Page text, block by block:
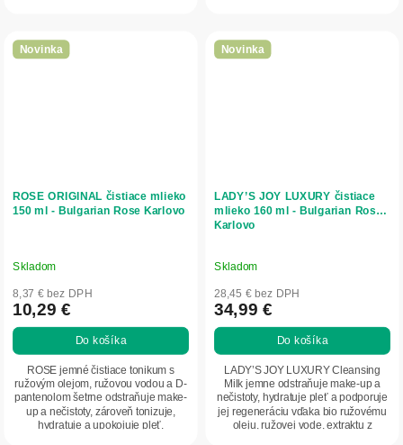
Novinka
ROSE ORIGINAL čistiace mlieko
150 ml - Bulgarian Rose Karlovo
Skladom
8,37 € bez DPH
10,29 €
Do košíka
ROSE jemné čistiace tonikum s
ružovým olejom, ružovou vodou a D-
pantenolom šetrne odstraňuje make-
up a nečistoty, zároveň tonizuje,
hydratuje a upokojuje pleť.
Novinka
LADY’S JOY LUXURY čistiace
mlieko 160 ml - Bulgarian Rose
Karlovo
Skladom
28,45 € bez DPH
34,99 €
Do košíka
LADY’S JOY LUXURY Cleansing
Milk jemne odstraňuje make-up a
nečistoty, hydratuje pleť a podporuje
jej regeneráciu vďaka bio ružovému
oleju, ružovej vode, extraktu z